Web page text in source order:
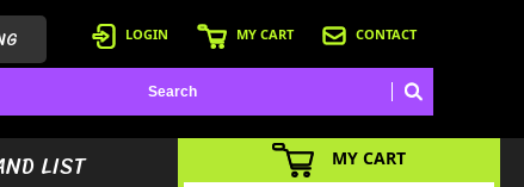
LOGIN MY CART CONTACT
LIST
MY CART